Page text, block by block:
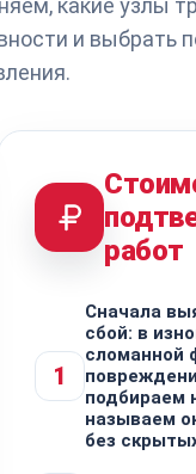
и выбрать
работ
1
Сначала
сбой: в
сломанной
подбираем
называем
без